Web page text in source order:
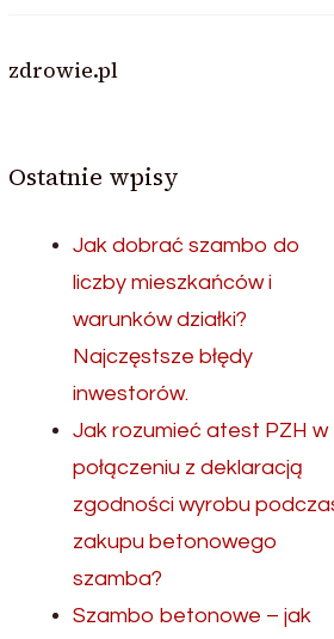
zdrowie.pl
Ostatnie wpisy
Jak dobrać szambo do
liczby mieszkańców i
warunków działki?
Najczęstsze błędy
inwestorów.
Jak rozumieć atest PZH w
połączeniu z deklaracją
zgodności wyrobu
zakupu betonowego
szamba?
Szambo betonowe – jak